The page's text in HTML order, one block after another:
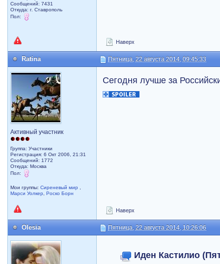
Сообщений: 7431
Откуда: г. Ставрополь
Пол:
Наверх
Ratina Пятница, 22 августа 2014, 09:45:33
Активный участник
Группа: Участники
Регистрация: 6 Окт 2006, 21:31
Сообщений: 1772
Откуда: Москва
Пол:
Мои группы:Сиреневый мир ,
Марси Уолкер,Роско Борн
Сегодня лучше за
Наверх
Olesia Пятница, 22 августа 2014, 10:26:06
Иден Кастилио